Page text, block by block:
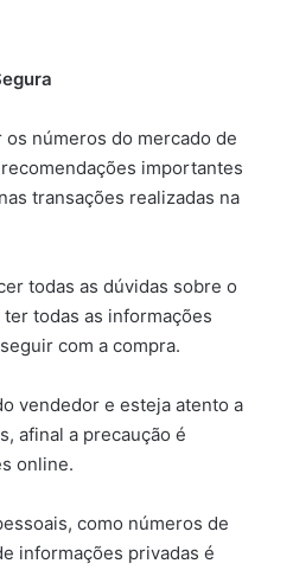
os números do mercado de
importantes
transações realizadas na
todas as dúvidas sobre o
todas as informações
com a compra.
vendedor e esteja atento a
afinal a precaução é
online.
como números de
informações privadas é